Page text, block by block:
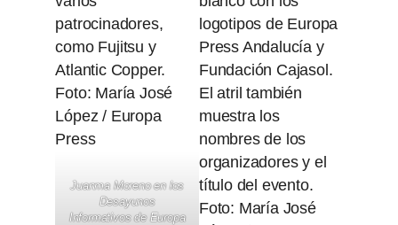
Juanma Moreno en los
Desayunos
Informativos de Europa